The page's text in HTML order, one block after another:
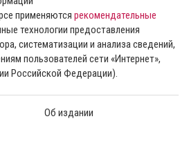
применяются рекомендательные
технологии предоставления
систематизации и анализа сведений,
пользователей сети «Интернет»,
Российской Федерации).
Об издании